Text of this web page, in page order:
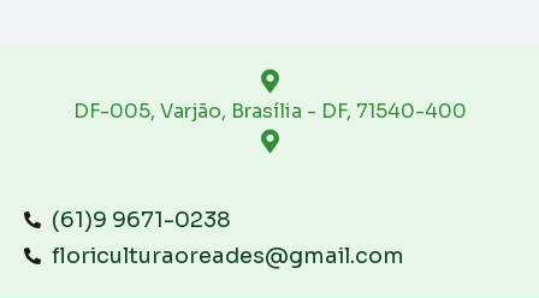
DF-005, Varjão, Brasília - DF, 71540-400
(61)9 9671-0238
floriculturaoreades@gmail.com